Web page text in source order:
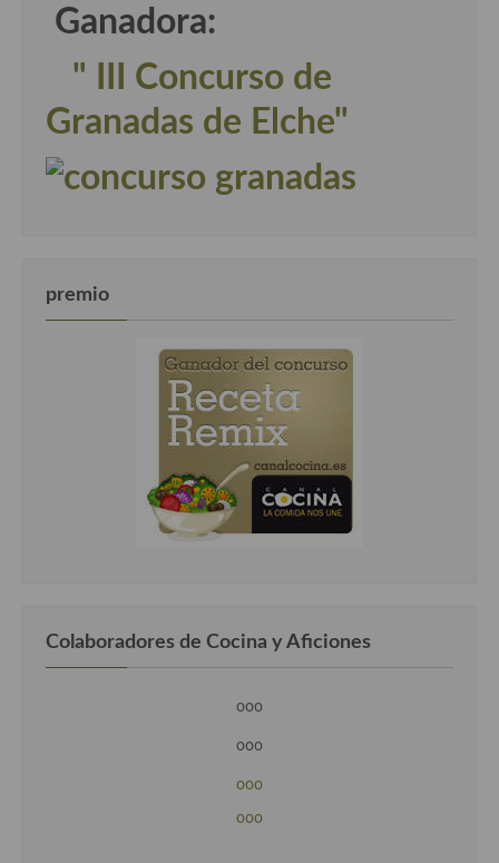
Ganadora:
" III Concurso de
Granadas de Elche"
premio
Colaboradores de Cocina y Aficiones
ooo
ooo
ooo
ooo